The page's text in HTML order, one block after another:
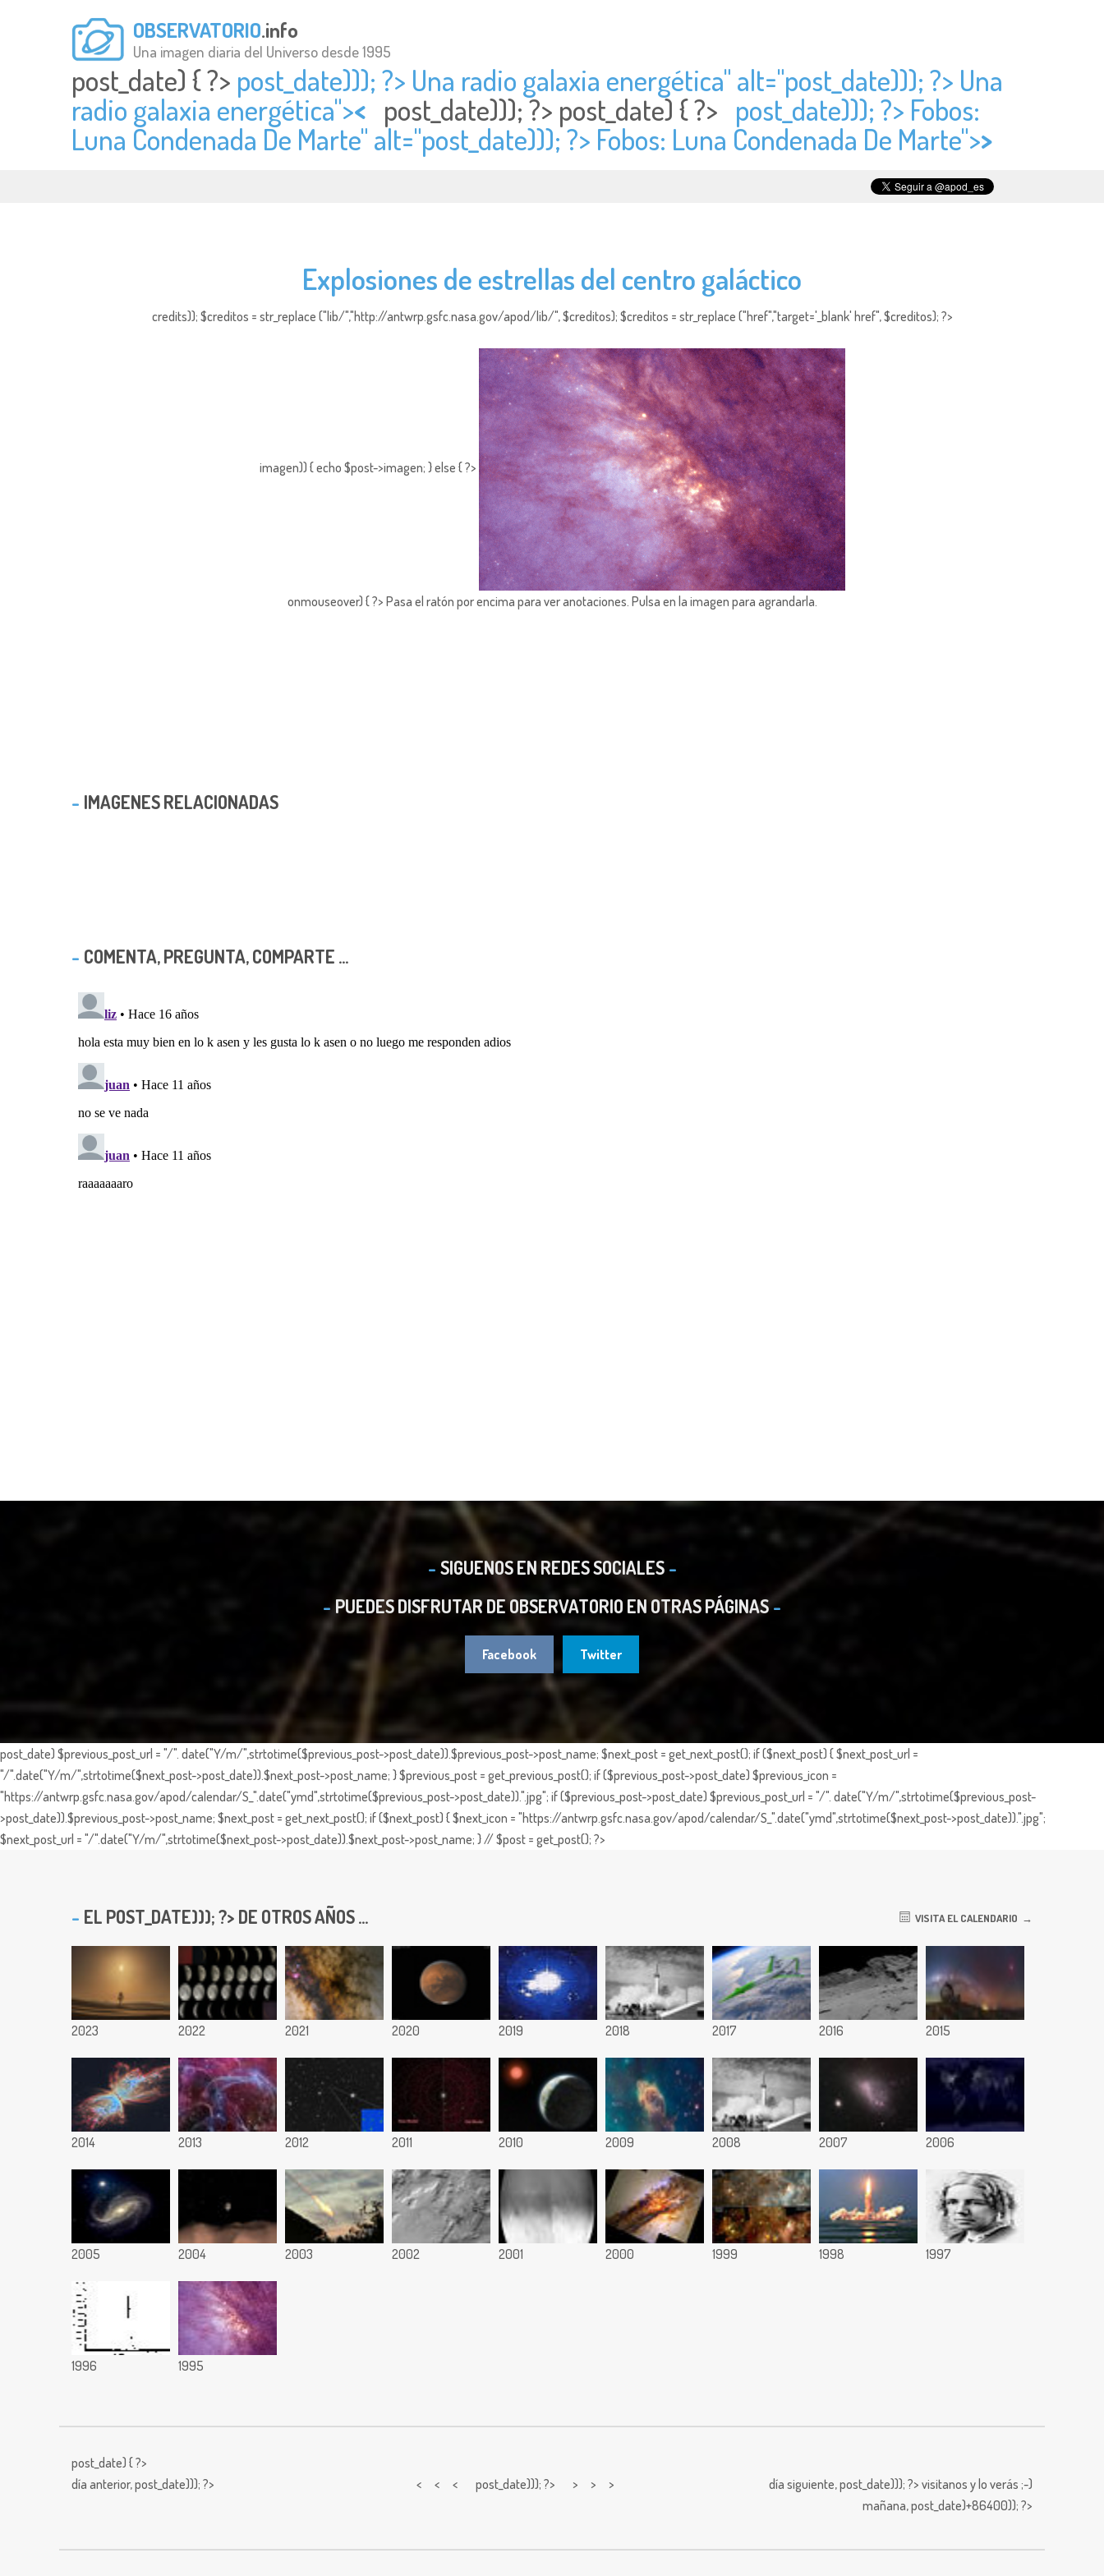
OBSERVATORIO.info
Una imagen diaria del Universo desde 1995
post_date) { ?> post_date))); ?> Una radio galaxia energética" alt="post_date))); ?> Una
radio galaxia energética">< post_date))); ?> post_date) { ?> post_date))); ?> Fobos:
Luna Condenada De Marte" alt="post_date))); ?> Fobos: Luna Condenada De Marte">>
Explosiones de estrellas del centro galáctico
credits)); $creditos = str_replace ("lib/","http://antwrp.gsfc.nasa.gov/apod/lib/", $creditos); $creditos = str_replace ("href","target='_blank' href", $creditos); ?>
imagen)) { echo $post->imagen; } else { ?>
onmouseover) { ?> Pasa el ratón por encima para ver anotaciones. Pulsa en la imagen para agrandarla.
IMAGENES RELACIONADAS
COMENTA, PREGUNTA, COMPARTE ...
SIGUENOS EN REDES SOCIALES
PUEDES DISFRUTAR DE OBSERVATORIO EN OTRAS PÁGINAS
Facebook Twitter
post_date) $previous_post_url = "/". date("Y/m/",strtotime($previous_post->post_date)).$previous_post->post_name; $next_post = get_next_post(); if ($next_post) { $next_post_url =
"/".date("Y/m/",strtotime($next_post->post_date)).$next_post->post_name; } $previous_post = get_previous_post(); if ($previous_post->post_date) $previous_icon =
"https://antwrp.gsfc.nasa.gov/apod/calendar/S_".date("ymd",strtotime($previous_post->post_date)).".jpg"; if ($previous_post->post_date) $previous_post_url = "/". date("Y/m/",strtotime($previous_post-
>post_date)).$previous_post->post_name; $next_post = get_next_post(); if ($next_post) { $next_icon = "https://antwrp.gsfc.nasa.gov/apod/calendar/S_".date("ymd",strtotime($next_post->post_date)).".jpg";
$next_post_url = "/".date("Y/m/",strtotime($next_post->post_date)).$next_post->post_name; } // $post = get_post(); ?>
EL POST_DATE))); ?> DE OTROS AÑOS ... VISITA EL CALENDARIO
2023 2022 2021 2020 2019 2018 2017 2016 2015
2014 2013 2012 2011 2010 2009 2008 2007 2006
2005 2004 2003 2002 2001 2000 1999 1998 1997
1996 1995
post_date) { ?>
día anterior,post_date))); ?> < < < post_date))); ?> > > > día siguiente,post_date))); ?> visitanos y lo verás ;-)
mañana,post_date)+86400)); ?>